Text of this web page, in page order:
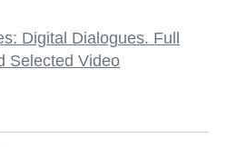
Digital Dialogues. Full
Selected Video